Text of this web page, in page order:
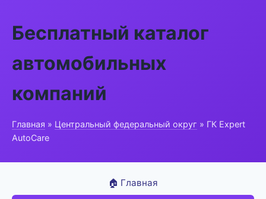
Бесплатный каталог
автомобильных
компаний
Главная » Центральный федеральный округ » ГК Expert
AutoCare
🏠 Главная